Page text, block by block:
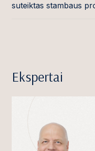
suteiktas stambaus
Ekspertai